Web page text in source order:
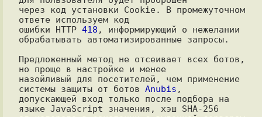
через код установки Cookie. В промежуточном
ответе используем код
ошибки HTTP 418 , информирующий о нежелании
обрабатывать автоматизированные запросы.
Предложенный метод не отсеивает всех ботов,
но проще в настройке и менее
назойливый для посетителей, чем применение
системы защиты от ботов Anubis ,
допускающей вход только после подбора на
языке JavaScript значения, хэш SHA-256